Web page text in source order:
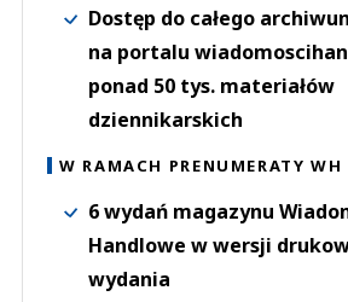
Dostęp do całego
na portalu
ponad 50 tys. materiałów
dziennikarskich
W RAMACH PRENUMERATY WH
6 wydań magazynu
Handlowe w wersji
wydania